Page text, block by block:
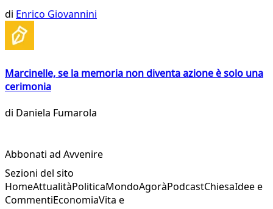
di Enrico Giovannini
Marcinelle, se la memoria non diventa azione è solo una
cerimonia
di Daniela Fumarola
Abbonati ad Avvenire
Sezioni del sito
HomeAttualitàPoliticaMondoAgoràPodcastChiesaIdee e
CommentiEconomiaVita e